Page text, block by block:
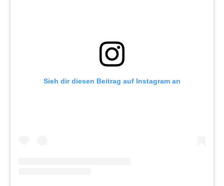
Sieh dir diesen Beitrag auf Instagram an